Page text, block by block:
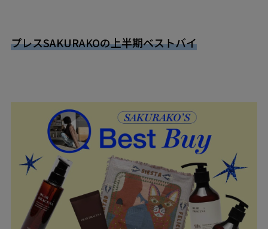
プレスSAKURAKOの上半期ベストバイ